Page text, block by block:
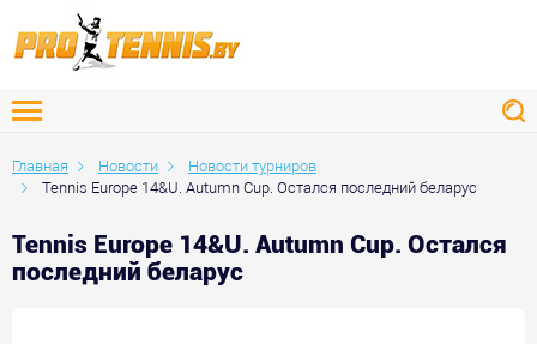
Главная Новости
Новости турниров
Tennis Europe 14&U. Autumn Cup. Остался последний беларус
Tennis Europe 14&U. Autumn Cup. Остался
последний беларус